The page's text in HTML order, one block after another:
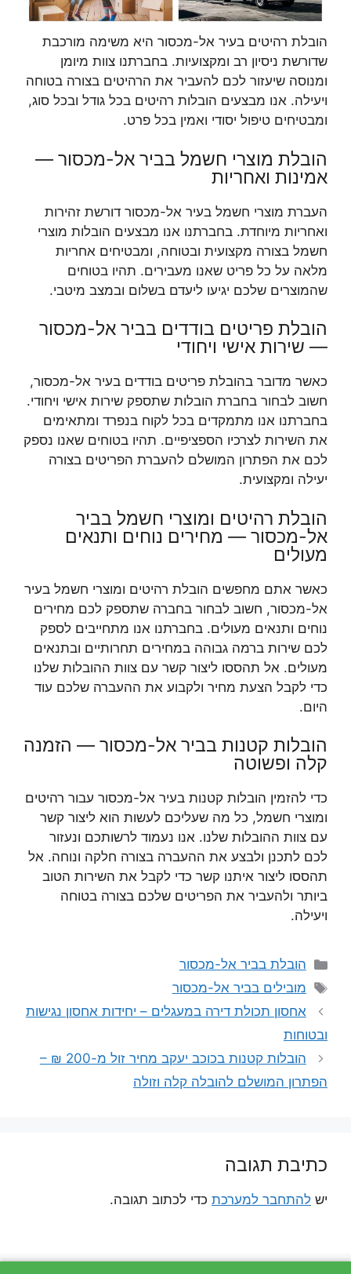
הובלת רהיטים בעיר אל-מכסור היא משימה מורכבת
שדורשת ניסיון רב ומקצועיות. בחברתנו צוות מיומן
ומנוסה שיעזור לכם להעביר את הרהיטים בצורה בטוחה
ויעילה. אנו מבצעים הובלות רהיטים בכל גודל ובכל סוג,
ומבטיחים טיפול יסודי ואמין בכל פרט.
הובלת מוצרי חשמל בביר אל-מכסור —
אמינות ואחריות
העברת מוצרי חשמל בעיר אל-מכסור דורשת זהירות
ואחריות מיוחדת. בחברתנו אנו מבצעים הובלות מוצרי
חשמל בצורה מקצועית ובטוחה, ומבטיחים אחריות
מלאה על כל פריט שאנו מעבירים. תהיו בטוחים
שהמוצרים שלכם יגיעו ליעדם בשלום ובמצב מיטבי.
הובלת פריטים בודדים בביר אל-מכסור
— שירות אישי ויחודי
כאשר מדובר בהובלת פריטים בודדים בעיר אל-מכסור,
חשוב לבחור בחברת הובלות שתספק שירות אישי ויחודי.
בחברתנו אנו מתמקדים בכל לקוח בנפרד ומתאימים
את השירות לצרכיו הספציפיים. תהיו בטוחים שאנו נספק
לכם את הפתרון המושלם להעברת הפריטים בצורה
יעילה ומקצועית.
הובלת רהיטים ומוצרי חשמל בביר
אל-מכסור — מחירים נוחים ותנאים
מעולים
כאשר אתם מחפשים הובלת רהיטים ומוצרי חשמל בעיר
אל-מכסור, חשוב לבחור בחברה שתספק לכם מחירים
נוחים ותנאים מעולים. בחברתנו אנו מתחייבים לספק
לכם שירות ברמה גבוהה במחירים תחרותיים ובתנאים
מעולים. אל תהססו ליצור קשר עם צוות ההובלות שלנו
כדי לקבל הצעת מחיר ולקבוע את ההעברה שלכם עוד
היום.
הובלות קטנות בביר אל-מכסור — הזמנה
קלה ופשוטה
כדי להזמין הובלות קטנות בעיר אל-מכסור עבור רהיטים
ומוצרי חשמל, כל מה שעליכם לעשות הוא ליצור קשר
עם צוות ההובלות שלנו. אנו נעמוד לרשותכם ונעזור
לכם לתכנן ולבצע את ההעברה בצורה חלקה ונוחה. אל
תהססו ליצור איתנו קשר כדי לקבל את השירות הטוב
ביותר ולהעביר את הפריטים שלכם בצורה בטוחה
ויעילה.
קטגוריות
הובלת בביר אל-מכסור
תגיות
מובילים בביר אל-מכסור
אחסון תכולת דירה במעגלים – יחידות אחסון נגישות
ובטוחות
הובלות קטנות בכוכב יעקב מחיר זול מ-200 ₪ –
הפתרון המושלם להובלה קלה וזולה
כתיבת תגובה
יש להתחבר למערכת כדי לכתוב תגובה.